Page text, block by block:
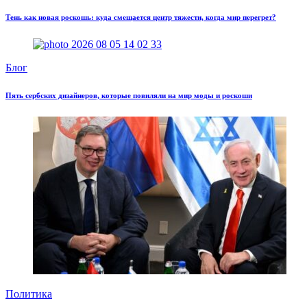
Тень как новая роскошь: куда смещается центр тяжести, когда мир перегрет?
Блог
Пять сербских дизайнеров, которые повиляли на мир моды и роскоши
Политика